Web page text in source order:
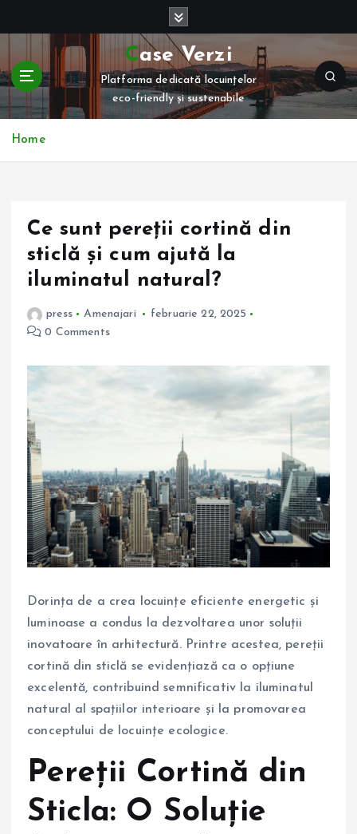
t
c
Case Verzi
Platforma dedicată locuințelor
eco-friendly și sustenabile
Home
Ce sunt pereții cortină din
sticlă și cum ajută la
iluminatul natural?
press Amenajari
februarie 22, 2025
0 Comments
Dorința de a crea locuințe eficiente energetic și
luminoase a condus la dezvoltarea unor soluții
inovatoare în arhitectură. Printre acestea, pereții
cortină din sticlă se evidențiază ca o opțiune
excelentă, contribuind semnificativ la iluminatul
natural al spațiilor interioare și la promovarea
conceptului de locuințe ecologice.
Pereții Cortină din
Sticla: O Soluție